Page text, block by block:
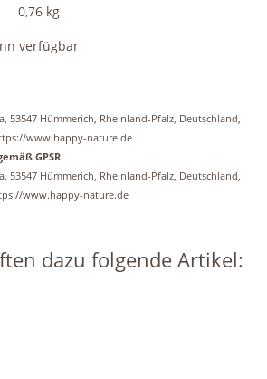
0,76 kg
verfügbar
53547 Hümmerich, Rheinland-Pfalz, Deutschland,
www.happy-nature.de
GPSR
53547 Hümmerich, Rheinland-Pfalz, Deutschland,
www.happy-nature.de
dazu folgende Artikel: